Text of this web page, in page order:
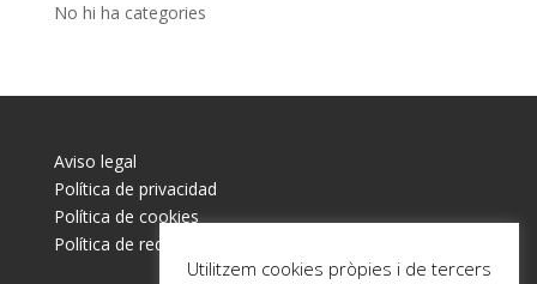
No hi ha categories
Aviso legal
Política de privacidad
Política de cookies
Política de redes sociales
Utilitzem cookies pròpies i de tercers